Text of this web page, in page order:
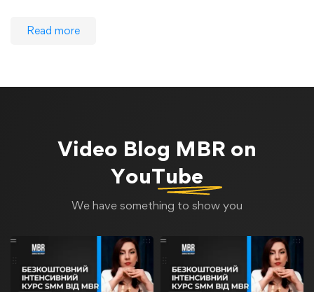
Read more
Video Blog MBR on
YouTube
We have something to show you